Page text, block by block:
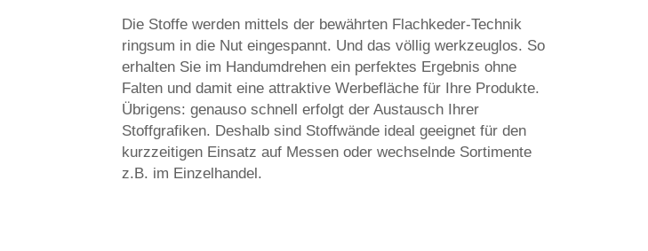
Die Stoffe werden mittels der bewährten Flachkeder-Technik
ringsum in die Nut eingespannt. Und das völlig werkzeuglos. So
erhalten Sie im Handumdrehen ein perfektes Ergebnis ohne
Falten und damit eine attraktive Werbefläche für Ihre Produkte.
Übrigens: genauso schnell erfolgt der Austausch Ihrer
Stoffgrafiken. Deshalb sind Stoffwände ideal geeignet für den
kurzzeitigen Einsatz auf Messen oder wechselnde Sortimente
z.B. im Einzelhandel.